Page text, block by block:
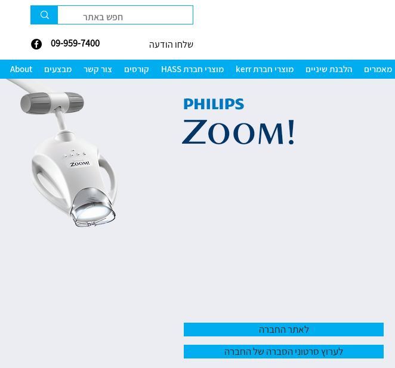
שלחו הודעה 09-959-7400
מאמרים הלבנת שיניים מוצרי חברת kerr מוצרי חברת HASS קורסים צור קשר מבצעים About
לאתר החברה
לערוץ סרטוני הסברה של החברה